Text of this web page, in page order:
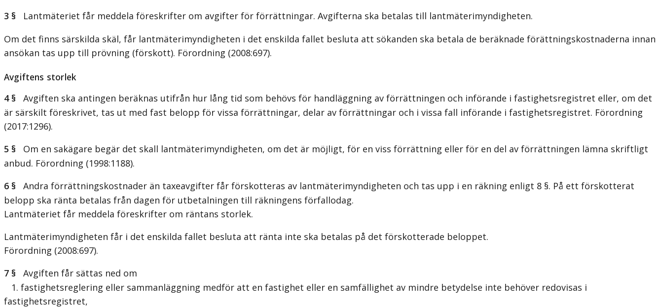
3 § Lantmäteriet får meddela föreskrifter om avgifter för förrättningar. Avgifterna ska betalas till lantmäterimyndigheten.
Om det finns särskilda skäl, får lantmäterimyndigheten i det enskilda fallet besluta att sökanden ska betala de beräknade förättningskostnaderna innan
ansökan tas upp till prövning (förskott). Förordning (2008:697).
Avgiftens storlek
4 § Avgiften ska antingen beräknas utifrån hur lång tid som behövs för handläggning av förrättningen och införande i fastighetsregistret eller, om det
är särskilt föreskrivet, tas ut med fast belopp för vissa förrättningar, delar av förrättningar och i vissa fall införande i fastighetsregistret. Förordning
(2017:1296).
5 § Om en sakägare begär det skall lantmäterimyndigheten, om det är möjligt, för en viss förrättning eller för en del av förrättningen lämna skriftligt
anbud. Förordning (1998:1188).
6 § Andra förrättningskostnader än taxeavgifter får förskotteras av lantmäterimyndigheten och tas upp i en räkning enligt 8 §. På ett förskotterat
belopp ska ränta betalas från dagen för utbetalningen till räkningens förfallodag.
Lantmäteriet får meddela föreskrifter om räntans storlek.
Lantmäterimyndigheten får i det enskilda fallet besluta att ränta inte ska betalas på det förskotterade beloppet.
Förordning (2008:697).
7 § Avgiften får sättas ned om
1. fastighetsreglering eller sammanläggning medför att en fastighet eller en samfällighet av mindre betydelse inte behöver redovisas i
fastighetsregistret,